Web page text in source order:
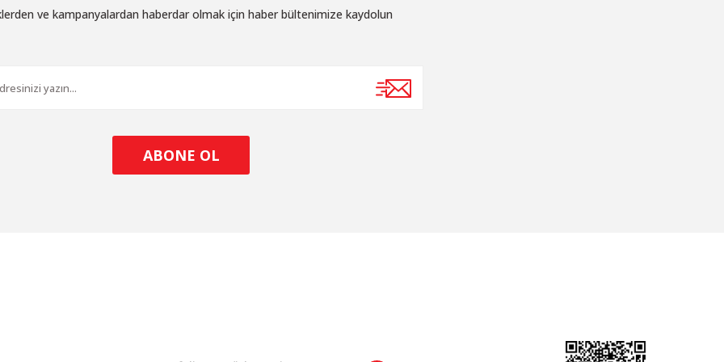
ve kampanyalardan haberdar olmak için haber bültenimize kaydolun
ABONE OL